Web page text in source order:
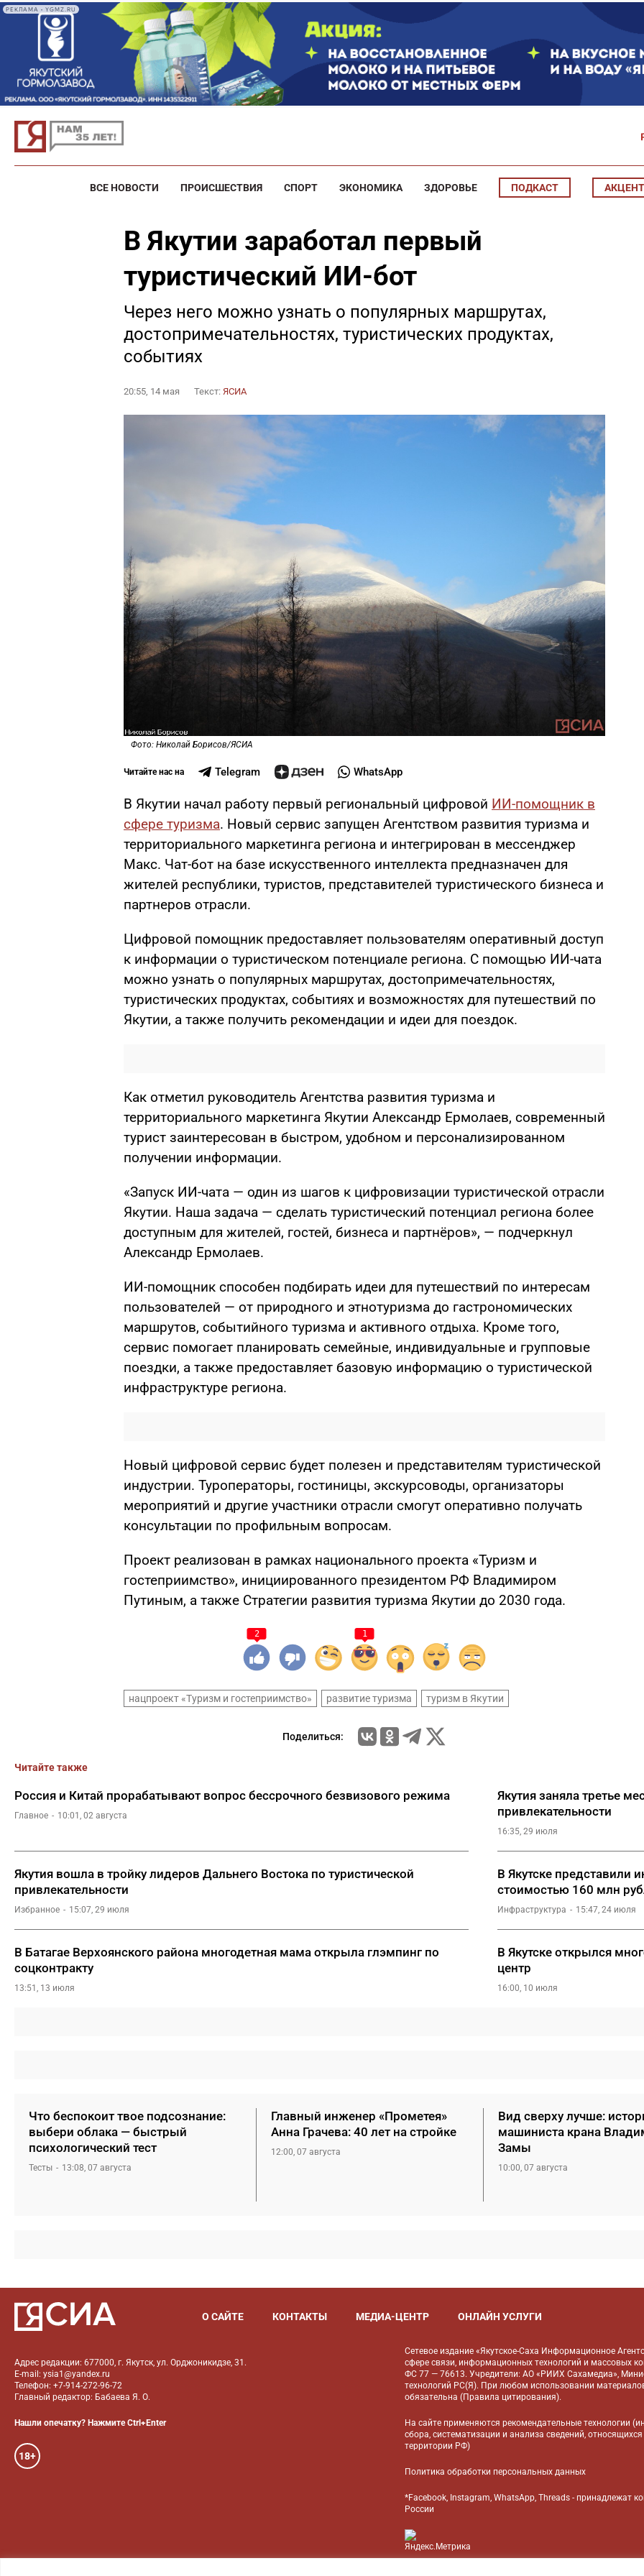
РЕКЛАМА • YGMZ.RU
ВСЕ НОВОСТИ ПРОИСШЕСТВИЯ СПОРТ ЭКОНОМИКА ЗДОРОВЬЕ ПОДКАСТ АКЦЕНТ
В Якутии заработал первый
туристический ИИ-бот
Через него можно узнать о популярных маршрутах,
достопримечательностях, туристических продуктах,
событиях
20:55, 14 мая Текст: ЯСИА
Фото: Николай Борисов/ЯСИА
Читайте нас на Telegram WhatsApp
В Якутии начал работу первый региональный цифровой ИИ-помощник в
сфере туризма. Новый сервис запущен Агентством развития туризма и
территориального маркетинга региона и интегрирован в мессенджер
Mакс. Чат-бот на базе искусственного интеллекта предназначен для
жителей республики, туристов, представителей туристического бизнеса и
партнеров отрасли.
Цифровой помощник предоставляет пользователям оперативный доступ
к информации о туристическом потенциале региона. С помощью ИИ-чата
можно узнать о популярных маршрутах, достопримечательностях,
туристических продуктах, событиях и возможностях для путешествий по
Якутии, а также получить рекомендации и идеи для поездок.
Как отметил руководитель Агентства развития туризма и
территориального маркетинга Якутии Александр Ермолаев, современный
турист заинтересован в быстром, удобном и персонализированном
получении информации.
«Запуск ИИ-чата — один из шагов к цифровизации туристической отрасли
Якутии. Наша задача — сделать туристический потенциал региона более
доступным для жителей, гостей, бизнеса и партнёров», — подчеркнул
Александр Ермолаев.
ИИ-помощник способен подбирать идеи для путешествий по интересам
пользователей — от природного и этнотуризма до гастрономических
маршрутов, событийного туризма и активного отдыха. Кроме того,
сервис помогает планировать семейные, индивидуальные и групповые
поездки, а также предоставляет базовую информацию о туристической
инфраструктуре региона.
Новый цифровой сервис будет полезен и представителям туристической
индустрии. Туроператоры, гостиницы, экскурсоводы, организаторы
мероприятий и другие участники отрасли смогут оперативно получать
консультации по профильным вопросам.
Проект реализован в рамках национального проекта «Туризм и
гостеприимство», инициированного президентом РФ Владимиром
Путиным, а также Стратегии развития туризма Якутии до 2030 года.
2 1
нацпроект «Туризм и гостеприимство» развитие туризма туризм в Якутии
Поделиться:
Читайте также
Россия и Китай прорабатывают вопрос бессрочного безвизового режима
Главное 10:01, 02 августа
Якутия заняла третье
привлекательности
16:35, 29 июля
Якутия вошла в тройку лидеров Дальнего Востока по туристической
привлекательности
Избранное 15:07, 29 июля
В Якутске представили
стоимостью 160 млн
Инфраструктура 15:47, 24 июля
В Батагае Верхоянского района многодетная мама открыла глэмпинг по
соцконтракту
13:51, 13 июля
В Якутске открылся
центр
16:00, 10 июля
Что беспокоит твое подсознание:
выбери облака — быстрый
психологический тест
Тесты 13:08, 07 августа
Главный инженер «Прометея»
Анна Грачева: 40 лет на стройке
12:00, 07 августа
Вид сверху лучше:
машиниста крана
Замы
10:00, 07 августа
О САЙТЕ КОНТАКТЫ МЕДИА-ЦЕНТР ОНЛАЙН УСЛУГИ
Адрес редакции: 677000, г. Якутск, ул. Орджоникидзе, 31.
E-mail: ysia1@yandex.ru
Телефон: +7-914-272-96-72
Главный редактор: Бабаева Я. О.
Нашли опечатку? Нажмите Ctrl+Enter
18+
Сетевое издание «Якутское-Саха Информационное
сфере связи, информационных технологий и массовых
ФС 77 — 76613. Учредители: АО «РИИХ Сахамедиа»,
технологий РС(Я). При любом использовании
обязательна (Правила цитирования).
На сайте применяютсярекомендательные технологии
сбора, систематизации и анализа сведений,
территории РФ)
Политика обработки персональных данных
*Facebook, Instagram, WhatsApp, Threads - принадлежат
России